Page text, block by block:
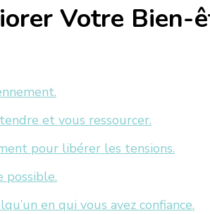
Votre Bien-
et vous ressourcer.
pour libérer les tensions.
possible.
en qui vous avez confiance.